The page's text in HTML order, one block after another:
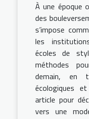
À une époque
des
s’impose
les
écoles de
méthodes
demain, en
écologiques
article pour
vers une